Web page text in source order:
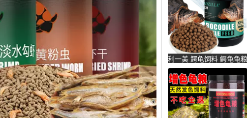
利一美 鳄龟饲料 鳄龟龟粮
专用 乌龟饲料鳄龟粮大
鳄-乌龟饲料(利一美宠物
用品专营店仅售26.6元)